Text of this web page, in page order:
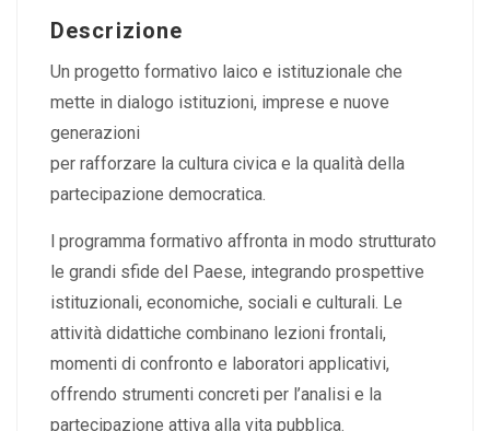
Descrizione
Un progetto formativo laico e istituzionale che
mette in dialogo istituzioni, imprese e nuove
generazioni
per rafforzare la cultura civica e la qualità della
partecipazione democratica.
l programma formativo affronta in modo strutturato
le grandi sfide del Paese, integrando prospettive
istituzionali, economiche, sociali e culturali. Le
attività didattiche combinano lezioni frontali,
momenti di confronto e laboratori applicativi,
offrendo strumenti concreti per l’analisi e la
partecipazione attiva alla vita pubblica.